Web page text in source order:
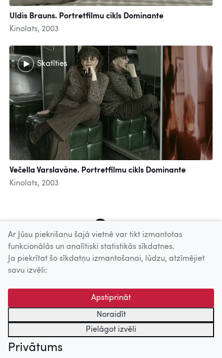
Uldis Brauns. Portretfilmu cikls Dominante
Kinolats, 2003
Skatīties
Večella Varslavāne. Portretfilmu cikls Dominante
Kinolats, 2003
Uz augšu
© 2026 Nacionālais Kino centrs, Kultūras informācijas sistēmu
centrs. Sadarbības partneris: Latvijas Valsts
kinofotofonodokumentu arhīvs.
Ar Jūsu piekrišanu šajā vietnē var tikt izmantotas
funkcionālās un analītiski statistikās sīkdatnes.
Ja piekrītat šo sīkdatņu izmantošanai, lūdzu, atzīmējiet
savu izvēli:
Apstiprināt
Noraidīt
Pielāgot izvēli
Privātums